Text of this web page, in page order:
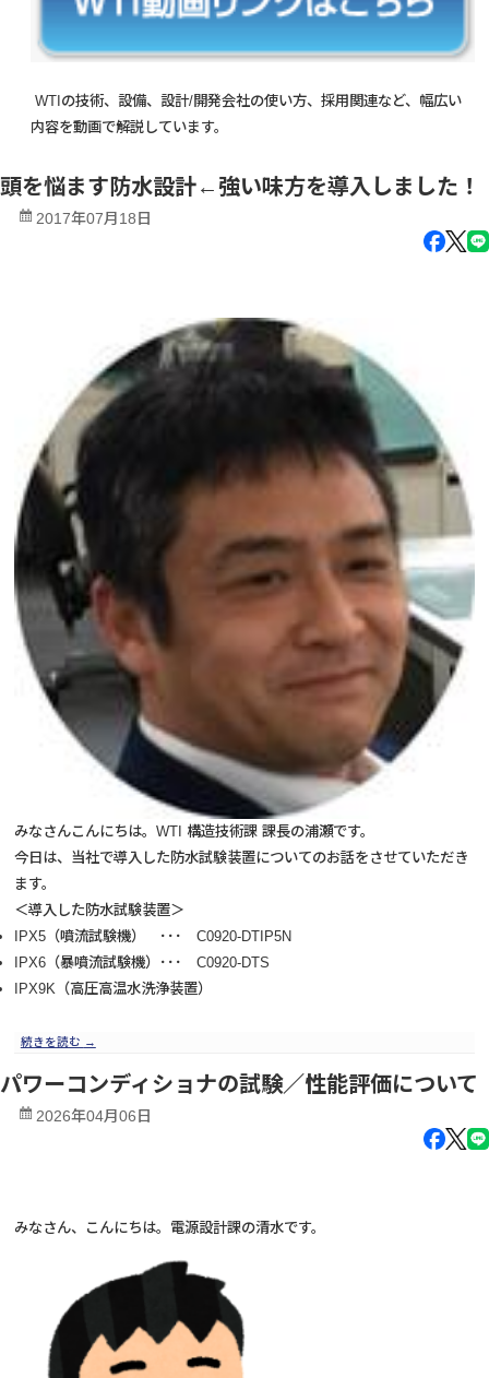
WTIの技術、設備、設計/開発会社の使い方、採用関連など、幅広い
内容を動画で解説しています。
頭を悩ます防水設計←強い味方を導入しました！
2017年07月18日
みなさんこんにちは。WTI 構造技術課 課長の浦瀬です。
今日は、当社で導入した防水試験装置についてのお話をさせていただき
ます。
＜導入した防水試験装置＞
IPX5（噴流試験機） ･･･ C0920-DTIP5N
IPX6（暴噴流試験機）･･･ C0920-DTS
IPX9K（高圧高温水洗浄装置）
続きを読む →
パワーコンディショナの試験／性能評価について
2026年04月06日
みなさん、こんにちは。電源設計課の清水です。